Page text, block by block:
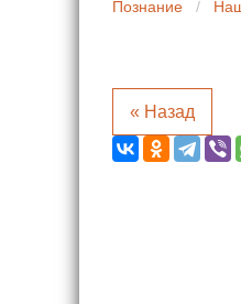
Познание /
« Назад